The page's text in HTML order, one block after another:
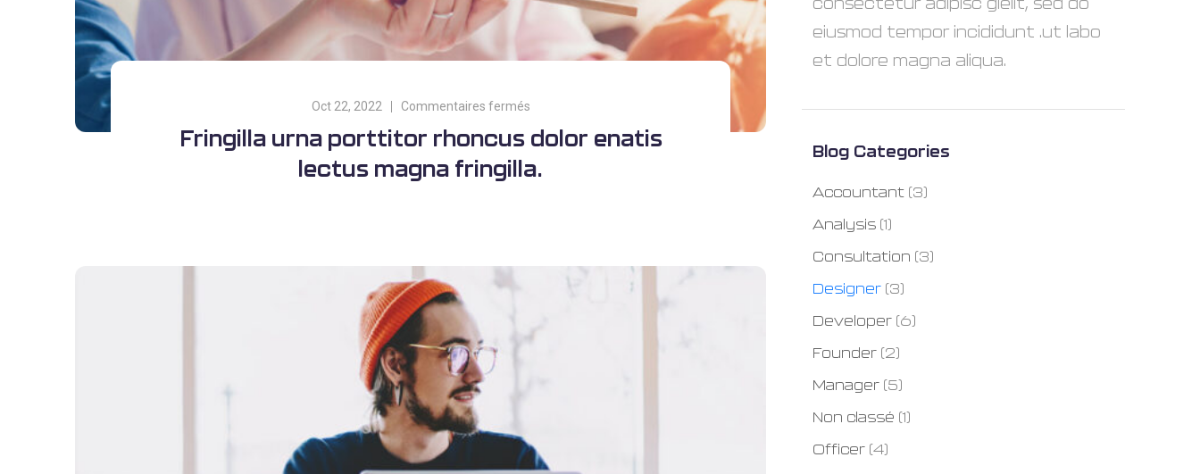
consectetur adipisc glelit, sed do
eiusmod tempor incididunt .ut labo
et dolore magna aliqua.
Blog Categories
Accountant (3)
Analysis (1)
Consultation (3)
Designer (3)
Developer (6)
Founder (2)
Manager (5)
Non classé (1)
Officer (4)
Oct 22, 2022 Commentaires fermés
Fringilla urna porttitor rhoncus dolor enatis
lectus magna fringilla.